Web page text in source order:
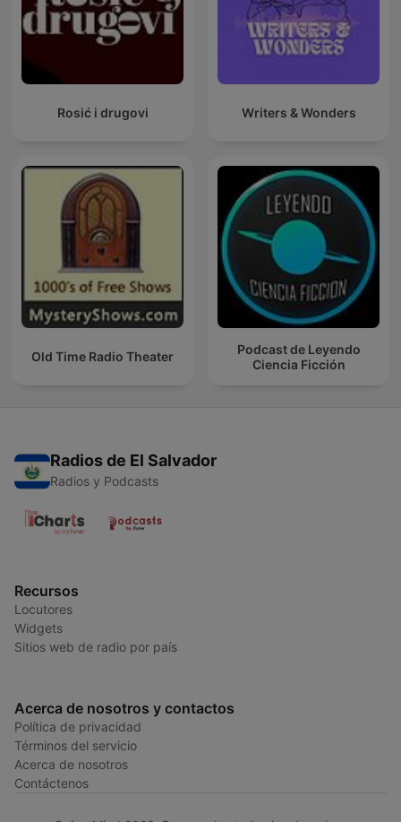
Rosić i drugovi Writers & Wonders
Old Time Radio Theater
Podcast de Leyendo
Ciencia Ficción
Radios de El Salvador
Radios y Podcasts
Recursos
Locutores
Widgets
Sitios web de radio por país
Acerca de nosotros y contactos
Política de privacidad
Términos del servicio
Acerca de nosotros
Contáctenos